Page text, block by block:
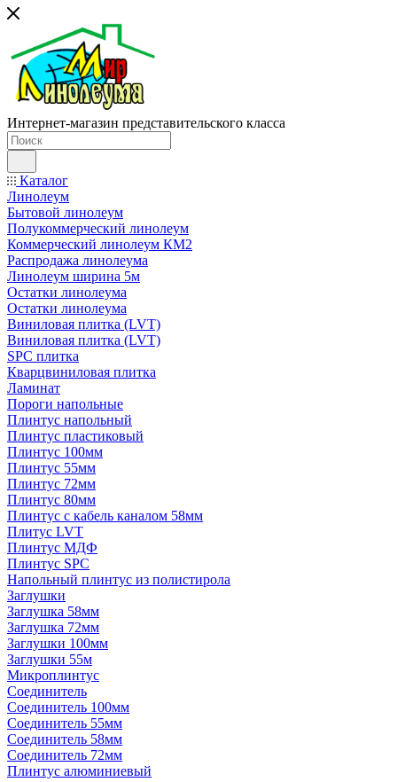
Интернет-магазин представительского класса
Каталог
Линолеум
Бытовой линолеум
Полукоммерческий линолеум
Коммерческий линолеум КМ2
Распродажа линолеума
Линолеум ширина 5м
Остатки линолеума
Остатки линолеума
Виниловая плитка (LVT)
Виниловая плитка (LVT)
SPC плитка
Кварцвиниловая плитка
Ламинат
Пороги напольные
Плинтус напольный
Плинтус пластиковый
Плинтус 100мм
Плинтус 55мм
Плинтус 72мм
Плинтус 80мм
Плинтус с кабель каналом 58мм
Плитус LVT
Плинтус МДФ
Плинтус SPC
Напольный плинтус из полистирола
Заглушки
Заглушка 58мм
Заглушка 72мм
Заглушки 100мм
Заглушки 55м
Микроплинтус
Соединитель
Соединитель 100мм
Соединитель 55мм
Соединитель 58мм
Соединитель 72мм
Плинтус алюминиевый